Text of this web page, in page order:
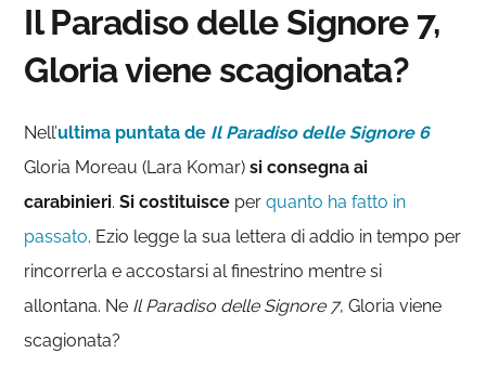
Il Paradiso delle Signore 7,
Gloria viene scagionata?
Nell’ultima puntata de Il Paradiso delle Signore 6
Gloria Moreau (Lara Komar)si consegna ai
carabinieri. Si costituisce perquanto ha fatto in
passato. Ezio legge la sua lettera di addio in tempo per
rincorrerla e accostarsi al finestrino mentre si
allontana. Ne Il Paradiso delle Signore 7, Gloria viene
scagionata?